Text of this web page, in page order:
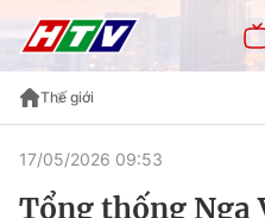
Thế giới
17/05/2026 09:53
Tổng thống